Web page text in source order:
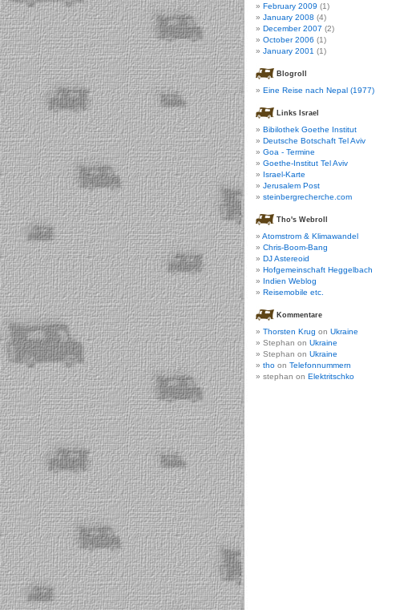
February 2009 (1)
January 2008 (4)
December 2007 (2)
October 2006 (1)
January 2001 (1)
Blogroll
Eine Reise nach Nepal (1977)
Links Israel
Bibilothek Goethe Institut
Deutsche Botschaft Tel Aviv
Goa - Termine
Goethe-Institut Tel Aviv
Israel-Karte
Jerusalem Post
steinbergrecherche.com
Tho's Webroll
Atomstrom & Klimawandel
Chris-Boom-Bang
DJ Astereoid
Hofgemeinschaft Heggelbach
Indien Weblog
Reisemobile etc.
Kommentare
Thorsten Krug on Ukraine
Stephan on Ukraine
Stephan on Ukraine
tho on Telefonnummern
stephan on Elektritschko